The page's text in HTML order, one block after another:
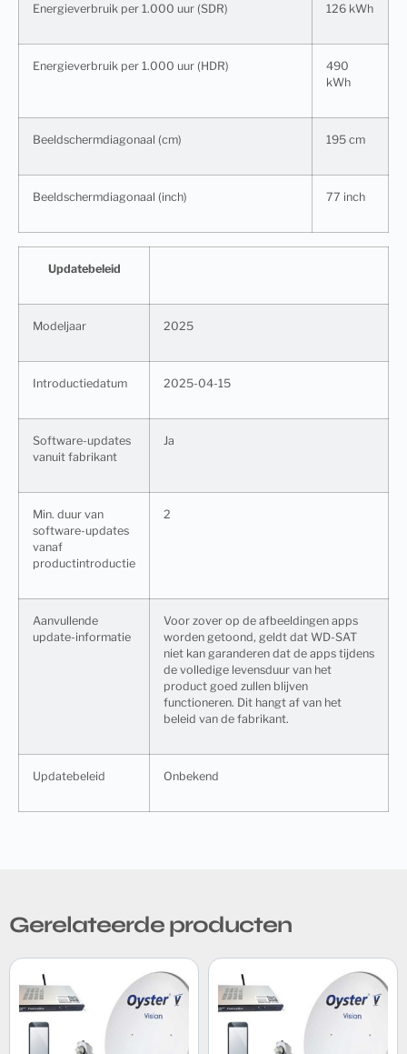
Energieverbruik per 1.000 uur (SDR) 126 kWh
Energieverbruik per 1.000 uur (HDR)
490
kWh
Beeldschermdiagonaal (cm) 195 cm
Beeldschermdiagonaal (inch) 77 inch
Updatebeleid
Modeljaar 2025
Introductiedatum 2025-04-15
Software-updates
vanuit fabrikant
Ja
Min. duur van
software-updates
vanaf
productintroductie
2
Aanvullende
update-informatie
Voor zover op de afbeeldingen apps
worden getoond, geldt dat WD-SAT
niet kan garanderen dat de apps tijdens
de volledige levensduur van het
product goed zullen blijven
functioneren. Dit hangt af van het
beleid van de fabrikant.
Updatebeleid Onbekend
Gerelateerde producten